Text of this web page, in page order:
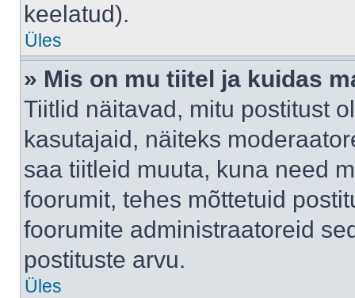
keelatud).
Üles
» Mis on mu tiitel ja kuidas
Tiitlid näitavad, mitu postitust
kasutajaid, näiteks
saa tiitleid muuta, kuna need
foorumit, tehes mõttetuid
foorumite administraatoreid
postituste arvu.
Üles